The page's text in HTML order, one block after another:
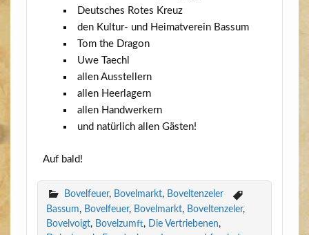
Deut­sches Rotes Kreuz
den Kul­tur- und Hei­mat­ver­ein Bassum
Tom the Dragon
Uwe Taechl
allen Aus­stel­lern
allen Heer­la­gern
allen Hand­wer­kern
und natür­lich allen Gästen!
Auf bald!
Bovelfeuer, Bovelmarkt, Boveltenzeler
Bassum, Bovelfeuer, Bovelmarkt, Boveltenzeler,
Bovelvoigt, Bovelzumft, Die Vertriebenen,